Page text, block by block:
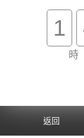
返回
關於
客戶
1
時